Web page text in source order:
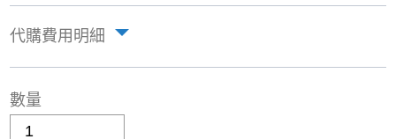
代購費用明細
數量